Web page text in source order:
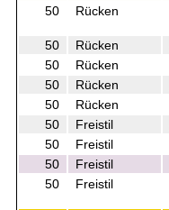
50
Rücken
50
Rücken
50
Rücken
50
Rücken
50
Rücken
50
Freistil
50
Freistil
50
Freistil
50
Freistil